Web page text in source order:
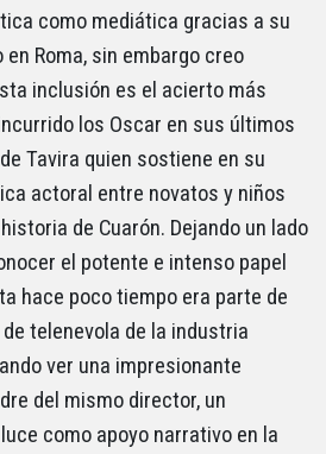
como mediática gracias a su
Roma, sin embargo creo
inclusión es el acierto más
los Oscar en sus últimos
Tavira quien sostiene en su
actoral entre novatos y niños
de Cuarón. Dejando un lado
el potente e intenso papel
hace poco tiempo era parte de
telenevola de la industria
ver una impresionante
del mismo director, un
como apoyo narrativo en la